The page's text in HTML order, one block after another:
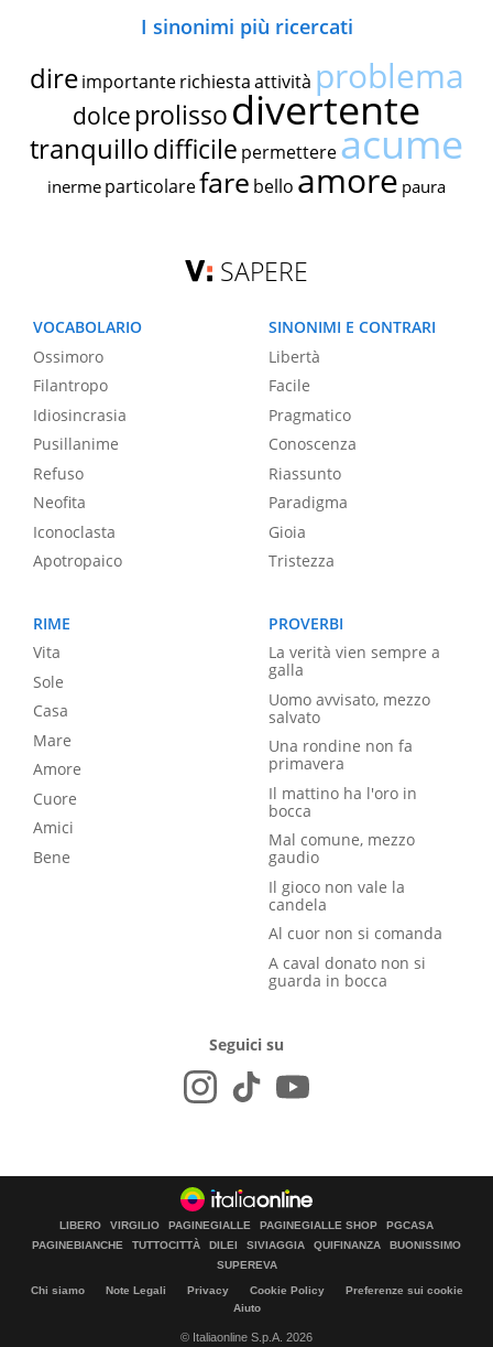
I sinonimi più ricercati
dire importante richiestaattività problema
dolce prolissodivertente
tranquillodifficile permettereacume
inerme particolarefare bello amore paura
SAPERE
VOCABOLARIO
Ossimoro
Filantropo
Idiosincrasia
Pusillanime
Refuso
Neofita
Iconoclasta
Apotropaico
SINONIMI E CONTRARI
Libertà
Facile
Pragmatico
Conoscenza
Riassunto
Paradigma
Gioia
Tristezza
RIME
Vita
Sole
Casa
Mare
Amore
Cuore
Amici
Bene
PROVERBI
La verità vien sempre a
galla
Uomo avvisato, mezzo
salvato
Una rondine non fa
primavera
Il mattino ha l'oro in
bocca
Mal comune, mezzo
gaudio
Il gioco non vale la
candela
Al cuor non si comanda
A caval donato non si
guarda in bocca
Seguici su
LIBERO VIRGILIO PAGINEGIALLE PAGINEGIALLE SHOP
PGCASA
PAGINEBIANCHE
TUTTOCITTÀ DILEI SIVIAGGIA QUIFINANZA
BUONISSIMO
SUPEREVA
Chi siamo Note Legali Privacy Cookie Policy
Preferenze sui cookie
Aiuto
© Italiaonline S.p.A. 2026